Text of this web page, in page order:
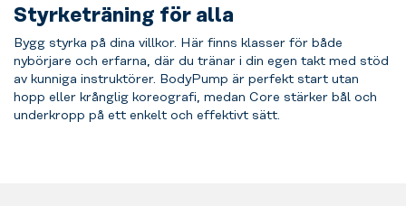
Styrketräning för alla
Bygg styrka på dina villkor. Här finns klasser för både
nybörjare och erfarna, där du tränar i din egen takt med stöd
av kunniga instruktörer. BodyPump är perfekt start utan
hopp eller krånglig koreografi, medan Core stärker bål och
underkropp på ett enkelt och effektivt sätt.